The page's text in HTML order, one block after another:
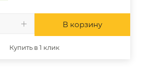
В корзину
Купить в 1 клик